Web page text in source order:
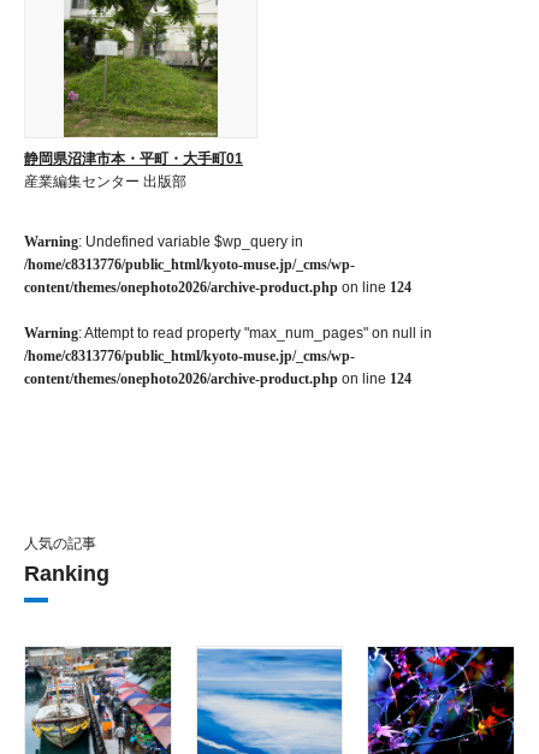
静岡県沼津市本・平町・大手町01
産業編集センター 出版部
Warning: Undefined variable $wp_query in
/home/c8313776/public_html/kyoto-muse.jp/_cms/wp-
content/themes/onephoto2026/archive-product.php on line 124
Warning: Attempt to read property "max_num_pages" on null in
/home/c8313776/public_html/kyoto-muse.jp/_cms/wp-
content/themes/onephoto2026/archive-product.php on line 124
人気の記事
Ranking